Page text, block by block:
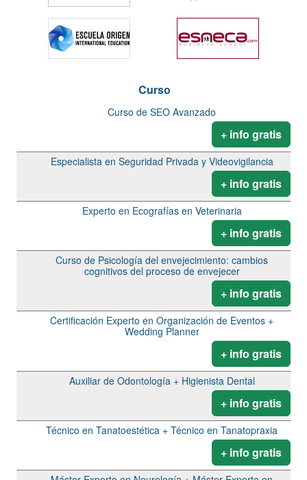
Curso
Curso de SEO Avanzado
+ info gratis
Especialista en Seguridad Privada y Videovigilancia
+ info gratis
Experto en Ecografías en Veterinaria
+ info gratis
Curso de Psicología del envejecimiento: cambios
cognitivos del proceso de envejecer
+ info gratis
Certificación Experto en Organización de Eventos +
Wedding Planner
+ info gratis
Auxiliar de Odontología + Higienista Dental
+ info gratis
Técnico en Tanatoestética + Técnico en Tanatopraxia
+ info gratis